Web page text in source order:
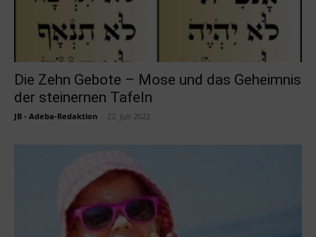
Die Zehn Gebote – Mose und das Geheimnis
der steinernen Tafeln
JB - Adeba-Redaktion 22. Juli 2022